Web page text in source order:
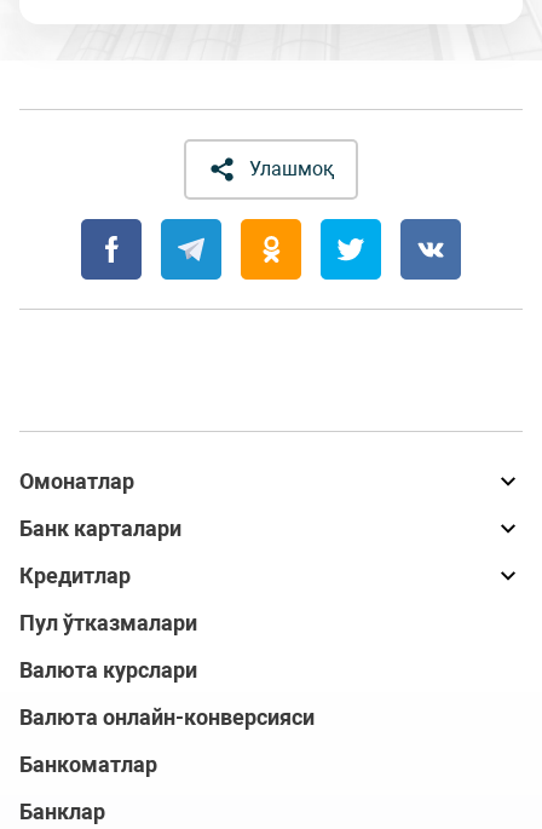
Улашмоқ
Омонатлар
Банк карталари
Кредитлар
Пул ўтказмалари
Валюта курслари
Валюта онлайн-конверсияси
Банкоматлар
Банклар